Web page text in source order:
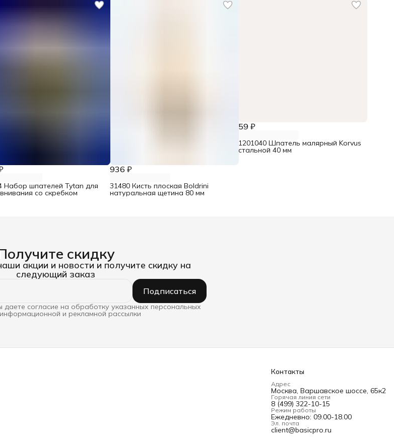
Набор шпателей Tytan для
со скребком
936 ₽
31480 Кисть плоская Boldrini
натуральная щетина 80 мм
59 ₽
1201040 Шпатель малярный Korvus
стальной 40 мм
скидку
акции и новости и получите скидку на
следующий заказ
Подписаться
даете согласие на обработку указанных персональных
и рекламной рассылки
Контакты
Адрес
Москва, Варшавское шоссе, 65к2
Горячая линия сети
8 (499) 322-10-15
Режим работы
Ежедневно: 09.00-18.00
Эл. почта
client@basicpro.ru